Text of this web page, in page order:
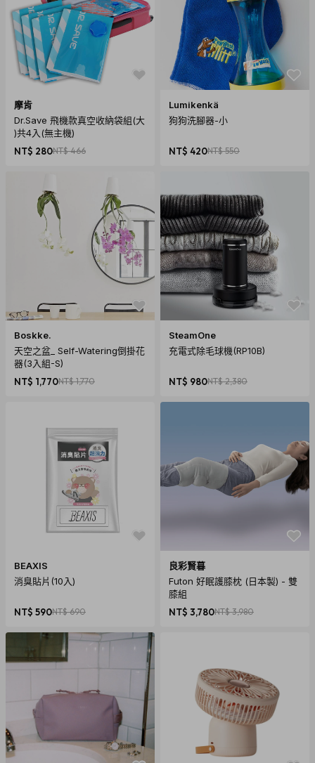
產地：日本
保固：半年
材質：日本頂級多油脂植鞣皮革
尺寸：W260 x H300x D81(mm)
1. 本店皮革商品採鞣製染色處理，另每塊皮革狀況不同，吃色
程度也不相同，固有色度不均屬正常現象。
2. 附屬皮革背帶皆採植物染鞣製，經長時間日照或雨水浸溼皆
3. 附屬皮革背帶皆採植物染鞣製，故特性上經使用後將產生
變、退色等正常現象。
4. 皮革上的血筋及紋路乃經過熨燙後產生，屬正常現象。
摩肯
Dr.Save 飛機款真空收納袋組(大
)共4入(無主機)
NT$ 280NT$ 466
Lumikenkä
狗狗洗腳器-小
NT$ 420NT$ 550
Boskke.
天空之盆_ Self-Watering倒掛花
器(3入組-S)
NT$ 1,770NT$ 1,770
SteamOne
充電式除毛球機(RP10B)
NT$ 980NT$ 2,380
BEAXIS
消臭貼片(10入)
NT$ 590NT$ 690
良彩賢暮
Futon 好眠護膝枕 (日本製) - 雙
膝組
NT$ 3,780NT$ 3,980